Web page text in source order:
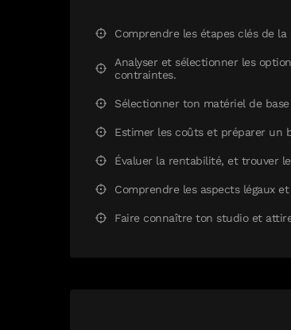
Comprendre les étapes clés de
Analyser et sélectionner les
contraintes.
Sélectionner ton matériel de
Estimer les coûts et préparer un
Évaluer la rentabilité, et trouver
Comprendre les aspects légaux
Faire connaître ton studio et